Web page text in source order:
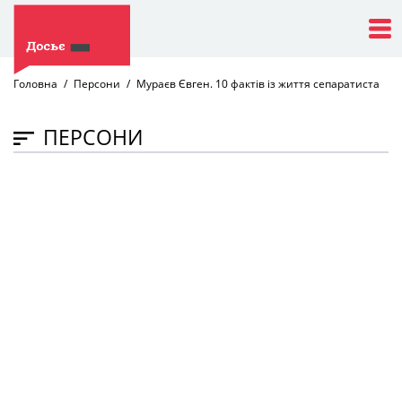
Головна Персони Мураєв Євген. 10 фактів із життя сепаратиста
ПЕРСОНИ